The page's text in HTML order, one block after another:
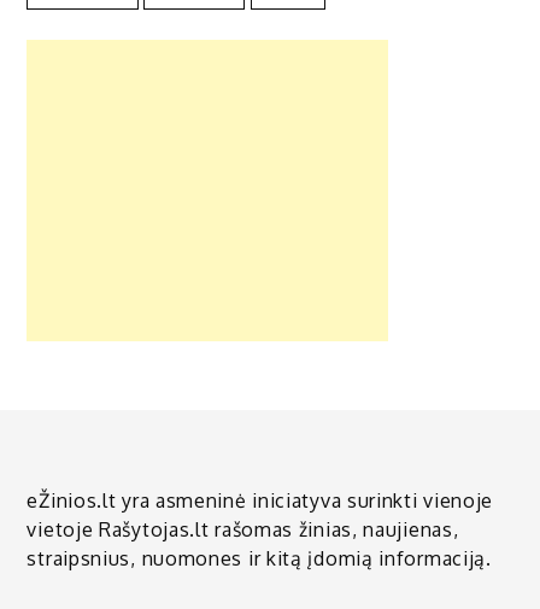
eŽinios.lt yra asmeninė iniciatyva surinkti vienoje
vietoje Rašytojas.lt rašomas žinias, naujienas,
straipsnius, nuomones ir kitą įdomią informaciją.